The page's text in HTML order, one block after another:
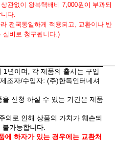
관없이 왕복택배비 7,000원이 부과되
다.
전국동일하게 적용되고, 교환이나 반
실비로 청구됩니다.)
년이며, 각 제품의 출시는 구입
조자/수입자: (주)한독인터네셔
신청 하실 수 있는 기간은 제품
의로 인해 상품의 가치가 훼손되
가능합니다.
에 하자가 있는 경우에는 교환처